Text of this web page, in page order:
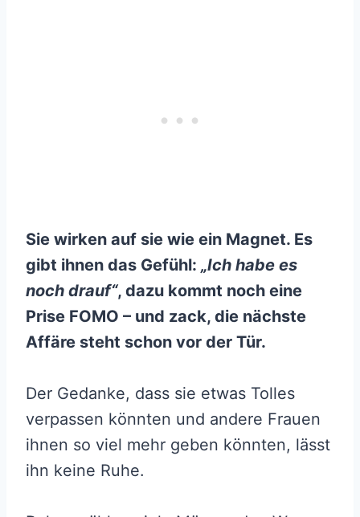
Sie wirken auf sie wie ein Magnet. Es
gibt ihnen das Gefühl: „Ich habe es
noch drauf“, dazu kommt noch eine
Prise FOMO – und zack, die nächste
Affäre steht schon vor der Tür.
Der Gedanke, dass sie etwas Tolles
verpassen könnten und andere Frauen
ihnen so viel mehr geben könnten, lässt
ihn keine Ruhe.